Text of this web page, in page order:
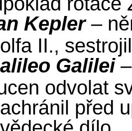
Kepler–
II.,
Galilei–
odvolat
před